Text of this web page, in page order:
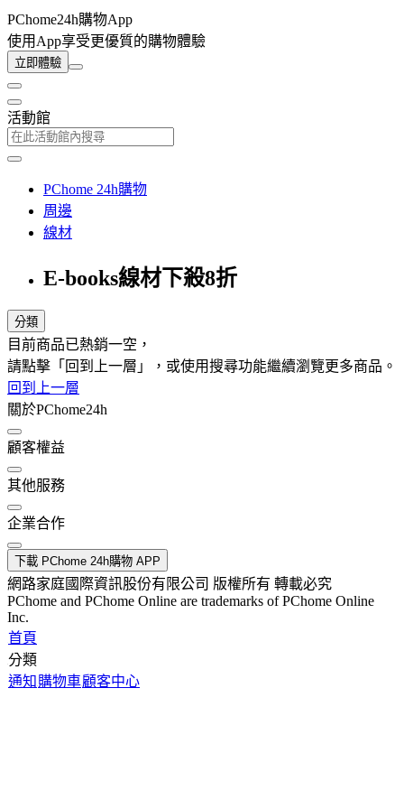
PChome24h購物App
使用App享受更優質的購物體驗
立即體驗
活動館
PChome 24h購物
周邊
線材
E-books線材下殺8折
分類
目前商品已熱銷一空，
請點擊「回到上一層」，或使用搜尋功能繼續瀏覽更多商品。
回到上一層
關於PChome24h
顧客權益
其他服務
企業合作
下載 PChome 24h購物 APP
網路家庭國際資訊股份有限公司 版權所有 轉載必究
PChome and PChome Online are trademarks of PChome Online
Inc.
首頁
分類
通知 購物車顧客中心